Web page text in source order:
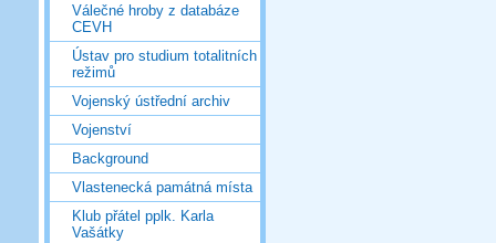
Válečné hroby z databáze
CEVH
Ústav pro studium totalitních
režimů
Vojenský ústřední archiv
Vojenství
Background
Vlastenecká památná místa
Klub přátel pplk. Karla
Vašátky